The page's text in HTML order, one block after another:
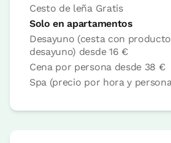
Apartamento 2 pax
1 Baño
Cesto de leña Gratis
Solo en apartamentos
Desayuno (cesta con
desayuno) desde 16 €
Cena por persona desde 38 €
Spa (precio por hora y